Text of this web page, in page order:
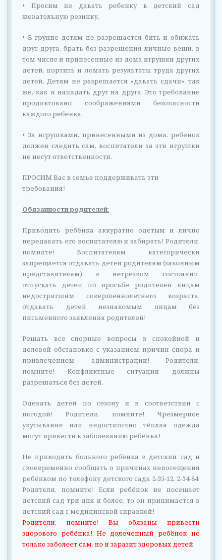
• Просим не давать ребенку в детский сад
жевательную резинку.
• В группе детям не разрешается бить и обижать
друг друга, брать без разрешения личные вещи, в
том числе и принесенные из дома игрушки других
детей, портить и ломать результаты труда других
детей. Детям не разрешается «давать сдачи», так
же, как и нападать друг на друга. Это требование
продиктовано соображениями безопасности
каждого ребенка.
• За игрушками, принесенными из дома, ребенок
должен следить сам, воспитатели за эти игрушки
не несут ответственности.
ПРОСИМ Вас в семье поддерживать эти
требования!
Обязанности родителей:
Приводить ребёнка аккуратно одетым и лично
передавать его воспитателю и забирать! Родители,
помните! Воспитателям категорически
запрещается отдавать детей родителям (законным
представителям) в нетрезвом состоянии,
отпускать детей по просьбе родителей лицам
недостригшим совершеннолетнего возраста,
отдавать детей незнакомым лицам без
письменного заявления родителей!
Решать все спорные вопросы в спокойной и
деловой обстановке с указанием причин спора и
привлечением администрации! Родители,
помните! Конфликтные ситуации должны
разрешаться без детей.
Одевать детей по сезону и в соответствии с
погодой! Родители, помните! Чрезмерное
укутывание или недостаточно тёплая одежда
могут привести к заболеванию ребёнка!
Не приводить больного ребёнка в детский сад и
своевременно сообщать о причинах непосещения
ребёнком по телефону детского сада 2-35-12, 2-34-84.
Родители, помните! Если ребёнок не посещает
детский сад три дня и более, то он принимается в
детский сад с медицинской справкой!
Родители, помните! Вы обязаны привести
здорового ребёнка! Не долеченный ребёнок не
только заболеет сам, но и заразит здоровых детей.